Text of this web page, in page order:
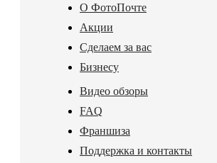
О ФотоПочте
Акции
Сделаем за вас
Бизнесу
Видео обзоры
FAQ
Франшиза
Поддержка и контакты